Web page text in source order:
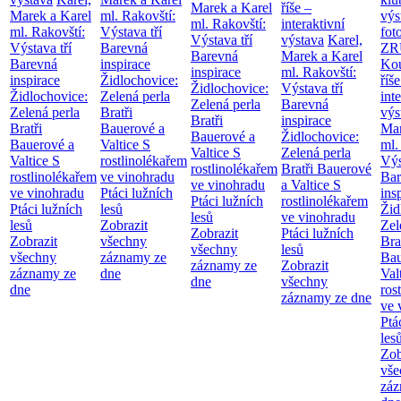
Marek a Karel
ml. Rakovští:
Výstava tří
Barevná
inspirace
Židlochovice:
Zelená perla
Bratři
Bauerové a
Valtice S
rostlinolékařem
ve vinohradu
Ptáci lužních
lesů
Zobrazit
všechny
záznamy ze
dne
ml. Rakovští:
Výstava tří
Barevná
inspirace
Židlochovice:
Zelená perla
Bratři
Bauerové a
Valtice S
rostlinolékařem
ve vinohradu
Ptáci lužních
lesů
Zobrazit
všechny
záznamy ze
dne
Marek a Karel
ml. Rakovští:
Výstava tří
Barevná
inspirace
Židlochovice:
Zelená perla
Bratři
Bauerové a
Valtice S
rostlinolékařem
ve vinohradu
Ptáci lužních
lesů
Zobrazit
všechny
záznamy ze
dne
říše –
interaktivní
výstava Karel,
Marek a Karel
ml. Rakovští:
Výstava tří
Barevná
inspirace
Židlochovice:
Zelená perla
Bratři Bauerové
a Valtice S
rostlinolékařem
ve vinohradu
Ptáci lužních
lesů
Zobrazit
všechny
záznamy ze dne
ml.
ve